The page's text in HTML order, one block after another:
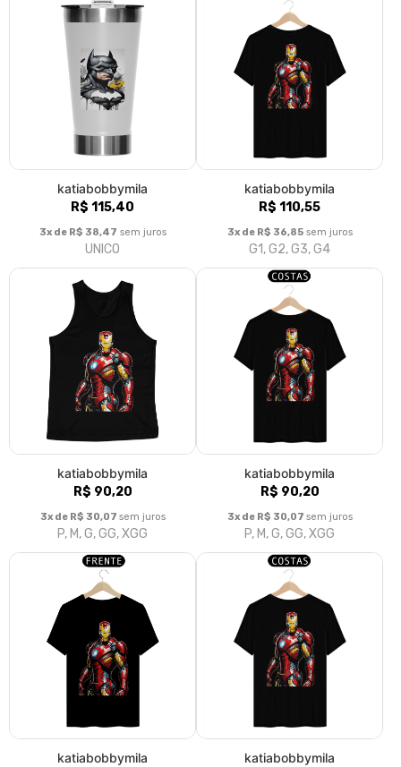
katiabobbymila
R$ 115,40
3x de R$ 38,47 sem juros
UNICO
katiabobbymila
R$ 110,55
3x de R$ 36,85sem juros
G1, G2, G3, G4
katiabobbymila
R$ 90,20
3x de R$ 30,07 sem juros
P, M, G, GG, XGG
katiabobbymila
R$ 90,20
3x de R$ 30,07 sem juros
P, M, G, GG, XGG
katiabobbymila
katiabobbymila